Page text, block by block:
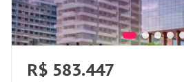
R$ 583.447